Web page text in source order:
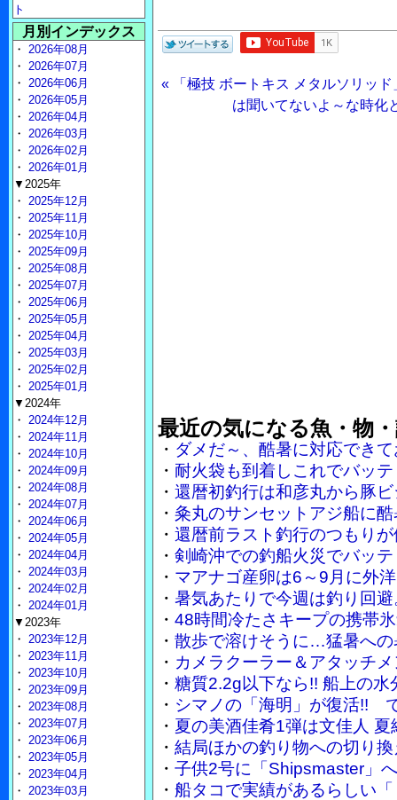
« 「極技 ボートキス メタルソリッ
は聞いてないよ～な時化
最近の気になる魚・物
・ ダメだ～、酷暑に対応でき
・ 耐火袋も到着しこれでバッ
・ 還暦初釣行は和彦丸から豚
・ 粂丸のサンセットアジ船に
・ 還暦前ラスト釣行のつもり
・ 剣崎沖での釣船火災でバッ
・ マアナゴ産卵は6～9月に外
・ 暑気あたりで今週は釣り回
・ 48時間冷たさキープの携帯
・ 散歩で溶けそうに…猛暑へ
・ カメラクーラー＆アタッチ
・ 糖質2.2g以下なら!! 船上の
・ シマノの「海明」が復活!!
・ 夏の美酒佳肴1弾は文佳人
・ 結局ほかの釣り物への切り
・ 子供2号に「Shipsmaster」
・ 船タコで実績があるらしい
ト
月別インデックス
・ 2026年08月
・ 2026年07月
・ 2026年06月
・ 2026年05月
・ 2026年04月
・ 2026年03月
・ 2026年02月
・ 2026年01月
▼2025年
・ 2025年12月
・ 2025年11月
・ 2025年10月
・ 2025年09月
・ 2025年08月
・ 2025年07月
・ 2025年06月
・ 2025年05月
・ 2025年04月
・ 2025年03月
・ 2025年02月
・ 2025年01月
▼2024年
・ 2024年12月
・ 2024年11月
・ 2024年10月
・ 2024年09月
・ 2024年08月
・ 2024年07月
・ 2024年06月
・ 2024年05月
・ 2024年04月
・ 2024年03月
・ 2024年02月
・ 2024年01月
▼2023年
・ 2023年12月
・ 2023年11月
・ 2023年10月
・ 2023年09月
・ 2023年08月
・ 2023年07月
・ 2023年06月
・ 2023年05月
・ 2023年04月
・ 2023年03月